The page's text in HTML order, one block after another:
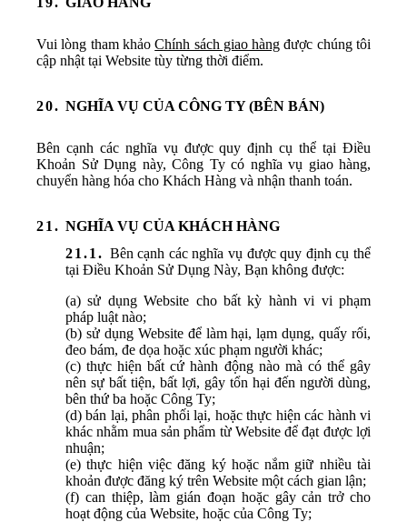
Vui lòng tham khảoChính sách giao hàng được chúng tôi
cập nhật tại Website tùy từng thời điểm.
NGHĨA VỤ CỦA CÔNG TY (BÊN BÁN)
Bên cạnh các nghĩa vụ được quy định cụ thể tại Điều
Khoản Sử Dụng này, Công Ty có nghĩa vụ giao hàng,
chuyển hàng hóa cho Khách Hàng và nhận thanh toán.
NGHĨA VỤ CỦA KHÁCH HÀNG
Bên cạnh các nghĩa vụ được quy định cụ thể
tại Điều Khoản Sử Dụng Này, Bạn không được:
(a) sử dụng Website cho bất kỳ hành vi vi phạm
pháp luật nào;
(b) sử dụng Website để làm hại, lạm dụng, quấy rối,
đeo bám, đe dọa hoặc xúc phạm người khác;
(c) thực hiện bất cứ hành động nào mà có thể gây
nên sự bất tiện, bất lợi, gây tổn hại đến người dùng,
bên thứ ba hoặc Công Ty;
(d) bán lại, phân phối lại, hoặc thực hiện các hành vi
khác nhằm mua sản phẩm từ Website để đạt được lợi
nhuận;
(e) thực hiện việc đăng ký hoặc nắm giữ nhiều tài
khoản được đăng ký trên Website một cách gian lận;
(f) can thiệp, làm gián đoạn hoặc gây cản trở cho
hoạt động của Website, hoặc của Công Ty;